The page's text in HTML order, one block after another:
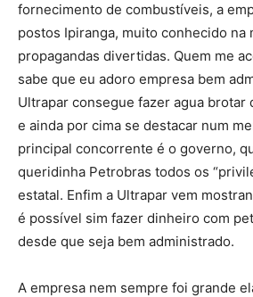
fornecimento de combustíveis, a
postos Ipiranga, muito conhecido na
propagandas divertidas. Quem me
sabe que eu adoro empresa bem
Ultrapar consegue fazer agua brotar
e ainda por cima se destacar num
principal concorrente é o governo,
queridinha Petrobras todos os
estatal. Enfim a Ultrapar vem
é possível sim fazer dinheiro com
desde que seja bem administrado.
A empresa nem sempre foi grande